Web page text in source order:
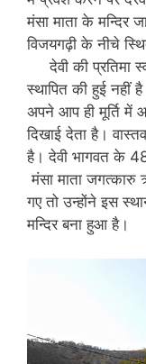
मंसा माता के मन्दिर
विजयगढ़ी के नीचे
देवी की प्रतिमा
स्थापित की हुई नहीं
अपने आप ही मूर्ति में
दिखाई देता है।
है। देवी भागवत के
मंसा माता जगत्कारु
गए तो उन्होंने इस
मन्दिर बना हुआ है।